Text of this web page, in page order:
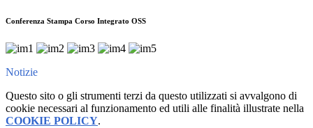
Conferenza Stampa Corso Integrato OSS
Notizie
Questo sito o gli strumenti terzi da questo utilizzati si avvalgono di
cookie necessari al funzionamento ed utili alle finalità illustrate nella
COOKIE POLICY.